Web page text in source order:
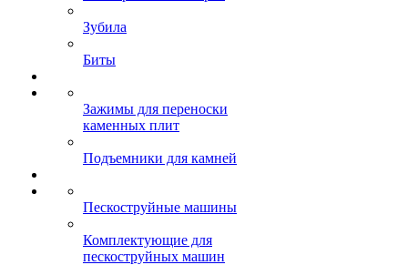
Зубила
Биты
Зажимы для переноски
каменных плит
Подъемники для камней
Пескоструйные машины
Комплектующие для
пескоструйных машин